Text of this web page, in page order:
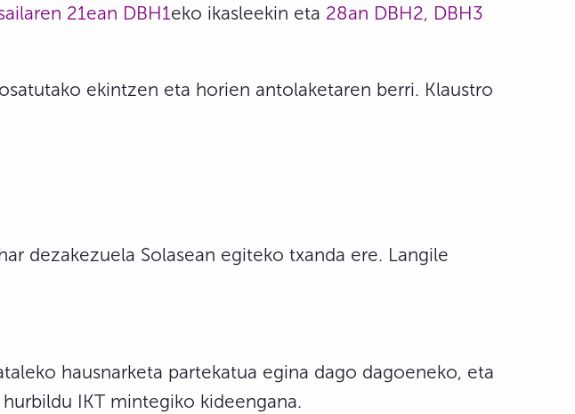
21ean DBH1eko ikasleekin eta 28an DBH2, DBH3
ekintzen eta horien antolaketaren berri. Klaustro
dezakezuela Solasean egiteko txanda ere. Langile
hausnarketa partekatua egina dago dagoeneko, eta
IKT mintegiko kideengana.